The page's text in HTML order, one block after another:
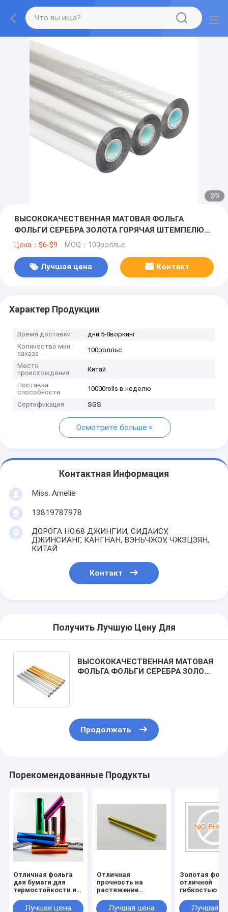
2/3
ВЫСОКОКАЧЕСТВЕННАЯ МАТОВАЯ ФОЛЬГА
ФОЛЬГИ СЕРЕБРА ЗОЛОТА ГОРЯЧАЯ ШТЕМПЕЛЮЯ
ДЛЯ БУМАГ И НАГРАДНОЙ УПАКОВКИ
Цена：$6-$9 MOQ：100ролльс
Лучшая цена Контакт
Характер Продукции
Время доставки
дни 5-8воркинг
Количество мин
заказа
100ролльс
Место
происхождения
Китай
Поставка
способности
10000rolls в неделю
Сертификация SGS
Осмотрите больше
Контактная Информация
Miss. Amelie
13819787978
ДОРОГА НО.68 ДЖИНГИИ, СИДАИСУ,
ДЖИНСИАНГ, КАНГНАН, ВЭНЬЧЖОУ, ЧЖЭЦЗЯН,
КИТАЙ
Контакт
Получить Лучшую Цену Для
ВЫСОКОКАЧЕСТВЕННАЯ МАТОВАЯ
ФОЛЬГА ФОЛЬГИ СЕРЕБРА ЗОЛОТА
Продолжать
Порекомендованные Продукты
Отличная фольга
для бумаги для
термостойкости и
Лучшая цена
Отличная
прочность на
растяжение
для спецификаций
Лучшая цена
Золотая
отличной
гибкостью и
Лучшая